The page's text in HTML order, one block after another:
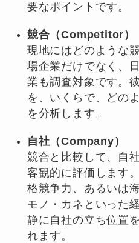
要なポイントです。
競合（Competitor）
現地にはどのような
場企業だけでなく、
業も調査対象です。
を、いくらで、どの
を分析します。
自社（Company）
競合と比較して、自
客観的に評価します
格競争力、あるいは
モノ・カネといった
静に自社の立ち位置
れます。